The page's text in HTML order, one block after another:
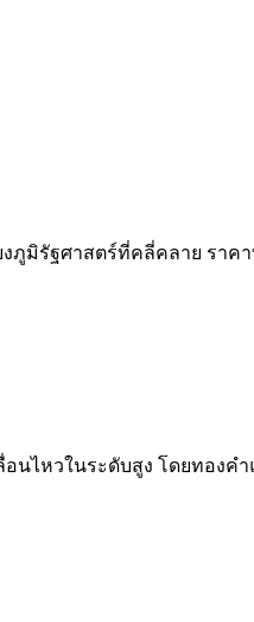
ภูมิรัฐศาสตร์ที่คลี่คลาย รา
ไหวในระดับสูง โดยทองค